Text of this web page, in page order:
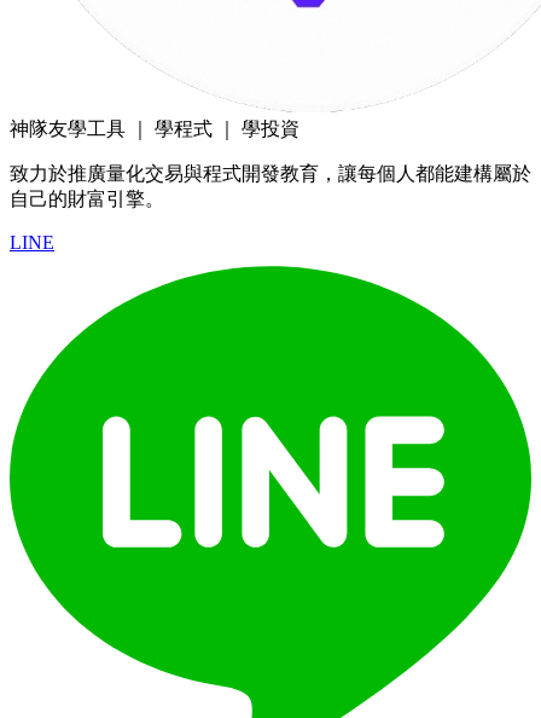
神隊友學工具 ｜ 學程式 ｜ 學投資
致力於推廣量化交易與程式開發教育，讓每個人都能建構屬於
自己的財富引擎。
LINE